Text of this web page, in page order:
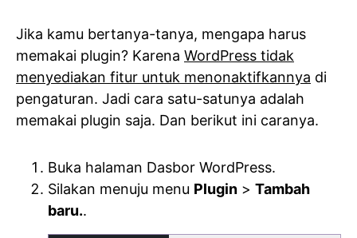
Jika kamu bertanya-tanya, mengapa harus
memakai plugin? Karena WordPress tidak
menyediakan fitur untuk menonaktifkannya di
pengaturan. Jadi cara satu-satunya adalah
memakai plugin saja. Dan berikut ini caranya.
Buka halaman Dasbor WordPress.
Silakan menuju menu Plugin > Tambah
baru..